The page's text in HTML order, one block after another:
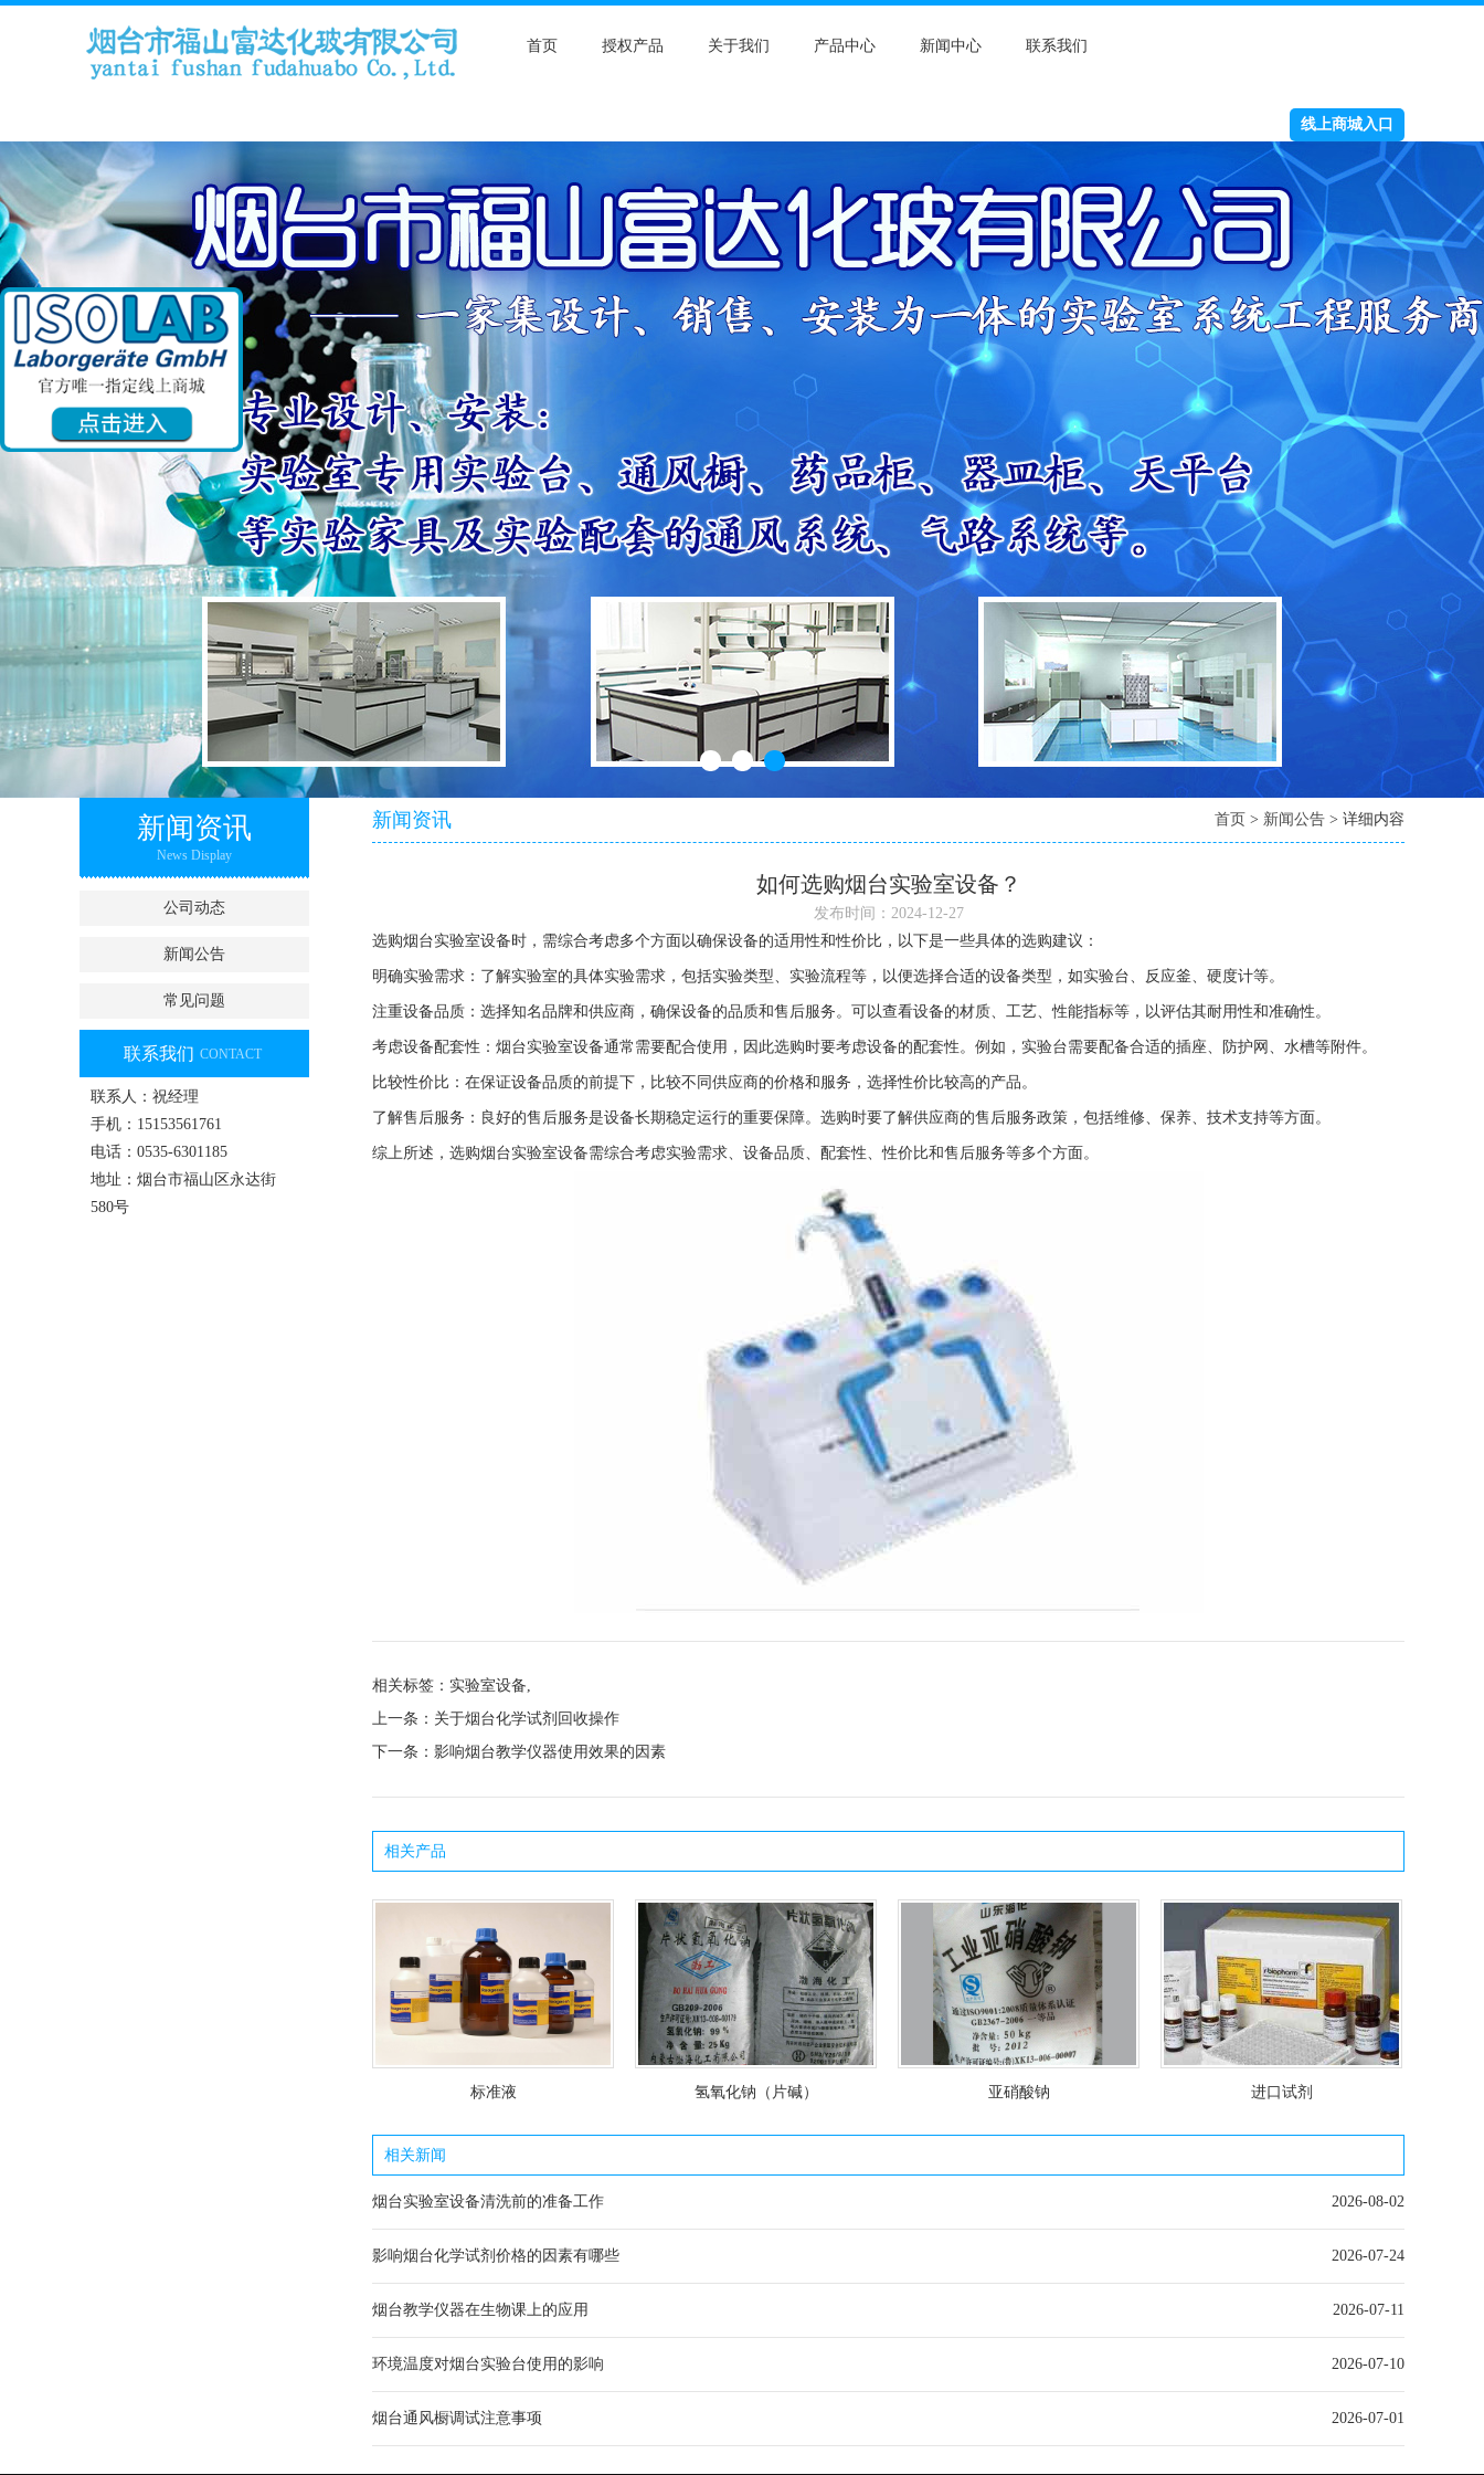
首页 授权产品 关于我们 产品中心 新闻中心 联系我们
线上商城入口
新闻资讯
News Display
公司动态
新闻公告
常见问题
联系我们 CONTACT
联系人：祝经理
手机：15153561761
电话：0535-6301185
地址：烟台市福山区永达街
580号
新闻资讯 首页 > 新闻公告 > 详细内容
如何选购烟台实验室设备？
发布时间：2024-12-27
选购烟台实验室设备时，需综合考虑多个方面以确保设备的适用性和性价比，以下是一些具体的选购建议：
明确实验需求：了解实验室的具体实验需求，包括实验类型、实验流程等，以便选择合适的设备类型，如实验台、反应釜、硬度计等。
注重设备品质：选择知名品牌和供应商，确保设备的品质和售后服务。可以查看设备的材质、工艺、性能指标等，以评估其耐用性和准确性。
考虑设备配套性：烟台实验室设备通常需要配合使用，因此选购时要考虑设备的配套性。例如，实验台需要配备合适的插座、防护网、水槽等附件。
比较性价比：在保证设备品质的前提下，比较不同供应商的价格和服务，选择性价比较高的产品。
了解售后服务：良好的售后服务是设备长期稳定运行的重要保障。选购时要了解供应商的售后服务政策，包括维修、保养、技术支持等方面。
综上所述，选购烟台实验室设备需综合考虑实验需求、设备品质、配套性、性价比和售后服务等多个方面。
相关标签： 实验室设备,
上一条： 关于烟台化学试剂回收操作
下一条： 影响烟台教学仪器使用效果的因素
相关产品
标准液 氢氧化钠（片碱） 亚硝酸钠 进口试剂
相关新闻
2026-08-02
烟台实验室设备清洗前的准备工作
2026-07-24
影响烟台化学试剂价格的因素有哪些
2026-07-11
烟台教学仪器在生物课上的应用
2026-07-10
环境温度对烟台实验台使用的影响
2026-07-01
烟台通风橱调试注意事项